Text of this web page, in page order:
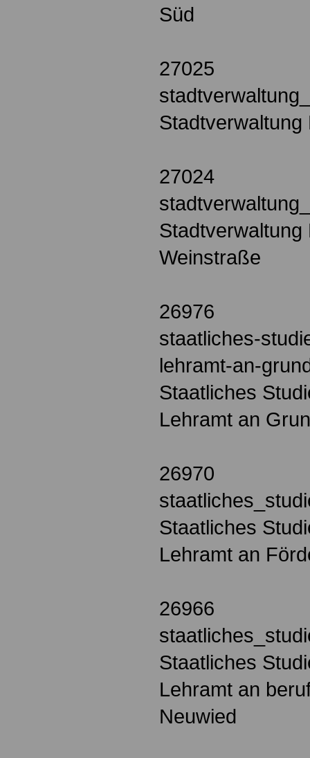
Süd
27025
Stadtverwaltung
27024
Weinstraße
26976
staatliches-
lehramt-an-
Staatliches
Lehramt an
26970
Staatliches
Lehramt an
26966
Staatliches
Lehramt an
Neuwied